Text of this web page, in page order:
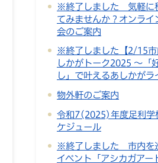
※終了しました 気軽に
てみませんか？オンライ
会のご案内
※終了しました【2/15市
しかがトーク2025 ～「
し」で叶えるあしかがラ
物外軒のご案内
令和7(2025)年度足利学
ケジュール
※終了しました 市内を
イベント「アシカガアー